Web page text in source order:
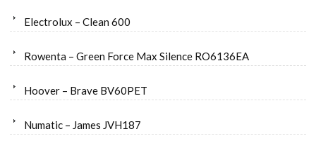
Electrolux – Clean 600
Rowenta – Green Force Max Silence RO6136EA
Hoover – Brave BV60PET
Numatic – James JVH187